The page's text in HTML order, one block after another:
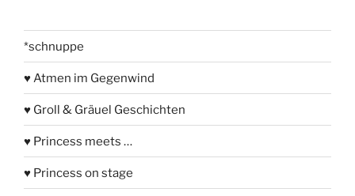
*schnuppe
♥ Atmen im Gegenwind
♥ Groll & Gräuel Geschichten
♥ Princess meets …
♥ Princess on stage